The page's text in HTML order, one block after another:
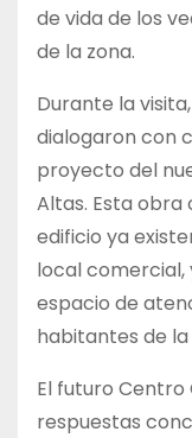
de vida de los
de la zona.
Durante la
dialogaron con
proyecto del
Altas. Esta
edificio ya
local comercial,
espacio de
habitantes de la
El futuro
respuestas